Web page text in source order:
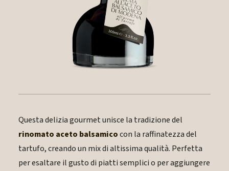
Questa delizia gourmet unisce la tradizione del
rinomato aceto balsamicocon la raffinatezza del
tartufo, creando un mix di altissima qualità. Perfetta
per esaltare il gusto di piatti semplici o per aggiungere